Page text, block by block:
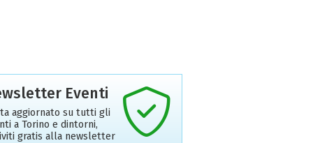
Eventi
aggiornato su tutti gli
a Torino e dintorni,
gratis alla newsletter